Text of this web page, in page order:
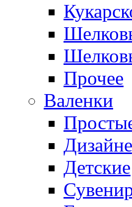
Прочее
Валенки
Детские